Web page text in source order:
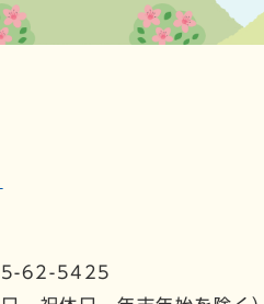
62-5425